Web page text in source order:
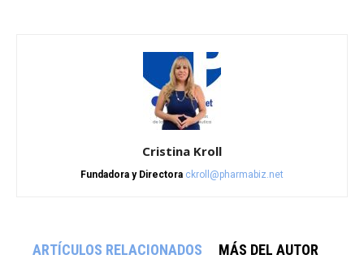
Cristina Kroll
Fundadora y Directora ckroll@pharmabiz.net
ARTÍCULOS RELACIONADOS MÁS DEL AUTOR